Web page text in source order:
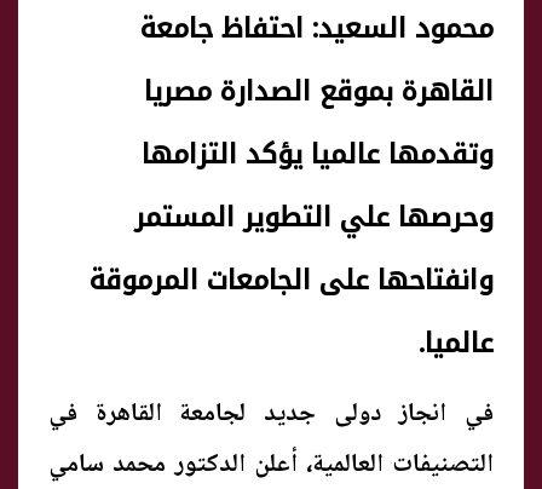
محمود السعيد: احتفاظ جامعة
القاهرة بموقع الصدارة مصريا
وتقدمها عالميا يؤكد التزامها
وحرصها علي التطوير المستمر
وانفتاحها على الجامعات المرموقة
عالميا.
في انجاز دولى جديد لجامعة القاهرة في
التصنيفات العالمية، أعلن الدكتور محمد سامي